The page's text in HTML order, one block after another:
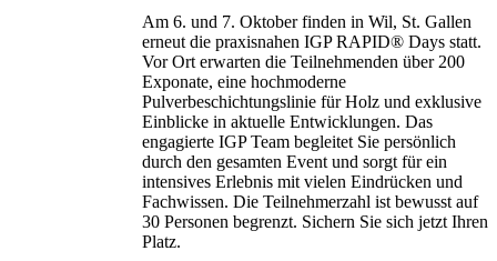
Am 6. und 7. Oktober finden in Wil, St. Gallen
erneut die praxisnahen IGP RAPID® Days statt.
Vor Ort erwarten die Teilnehmenden über 200
Exponate, eine hochmoderne
Pulverbeschichtungslinie für Holz und exklusive
Einblicke in aktuelle Entwicklungen. Das
engagierte IGP Team begleitet Sie persönlich
durch den gesamten Event und sorgt für ein
intensives Erlebnis mit vielen Eindrücken und
Fachwissen. Die Teilnehmerzahl ist bewusst auf
30 Personen begrenzt. Sichern Sie sich jetzt Ihren
Platz.